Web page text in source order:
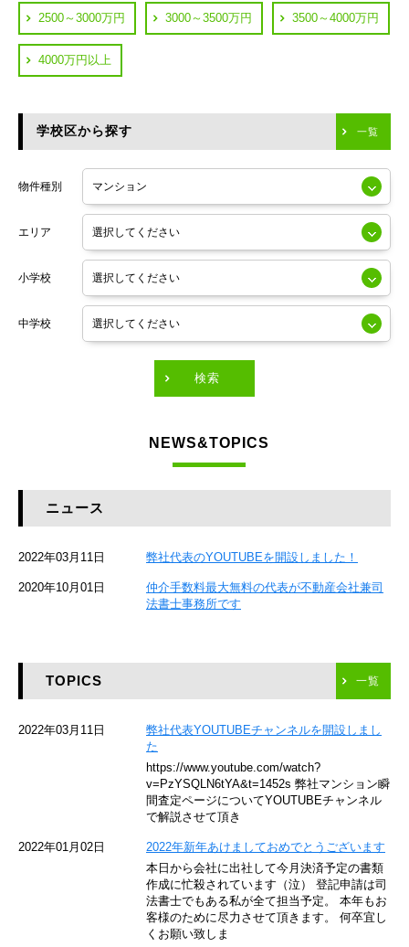
横浜市神奈川区
川崎市川崎区
川崎市中原区
川崎市高津区
JR中央線
JR中央・総武線
東京メトロ日比谷線
小田急線
東京メトロ半蔵門線
東京メトロ副都心線
東京メトロ有楽町線
JR総武本線
京成本線
東海道新幹線
東京メトロ東西線
京王井の頭線
JR湘南新宿ライン
2500～3000万円 3000～3500万円 3500～4000万円
4000万円以上
学校区から探す 一覧
物件種別
エリア
小学校
中学校
検索
NEWS&TOPICS
ニュース
2022年03月11日 弊社代表のYOUTUBEを開設しました！
2020年10月01日
仲介手数料最大無料の代表が不動産会社兼司
法書士事務所です
TOPICS 一覧
2022年03月11日
弊社代表YOUTUBEチャンネルを開設しまし
た
https://www.youtube.com/watch?
v=PzYSQLN6tYA&t=1452s 弊社マンション瞬
間査定ページについてYOUTUBEチャンネル
で解説させて頂き
2022年01月02日
2022年新年あけましておめでとうございます
本日から会社に出社して今月決済予定の書類
作成に忙殺されています（泣） 登記申請は司
法書士でもある私が全て担当予定。 本年もお
客様のために尽力させて頂きます。 何卒宜し
くお願い致しま